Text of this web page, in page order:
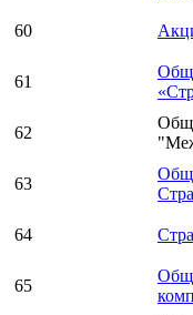
60
61
62
63
64
65